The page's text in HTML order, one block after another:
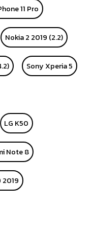
11 Pro
Nokia 2 2019 (2.2)
Sony Xperia 5
LG K50
Note 8
2019